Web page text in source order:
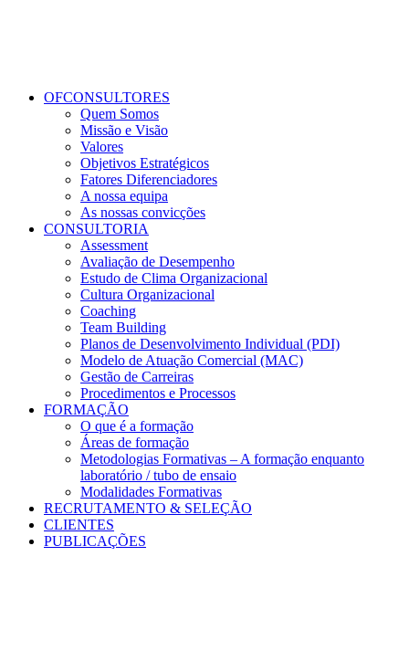
OFCONSULTORES
Quem Somos
Missão e Visão
Valores
Objetivos Estratégicos
Fatores Diferenciadores
A nossa equipa
As nossas convicções
CONSULTORIA
Assessment
Avaliação de Desempenho
Estudo de Clima Organizacional
Cultura Organizacional
Coaching
Team Building
Planos de Desenvolvimento Individual (PDI)
Modelo de Atuação Comercial (MAC)
Gestão de Carreiras
Procedimentos e Processos
FORMAÇÃO
O que é a formação
Áreas de formação
Metodologias Formativas – A formação enquanto
laboratório / tubo de ensaio
Modalidades Formativas
RECRUTAMENTO & SELEÇÃO
CLIENTES
PUBLICAÇÕES